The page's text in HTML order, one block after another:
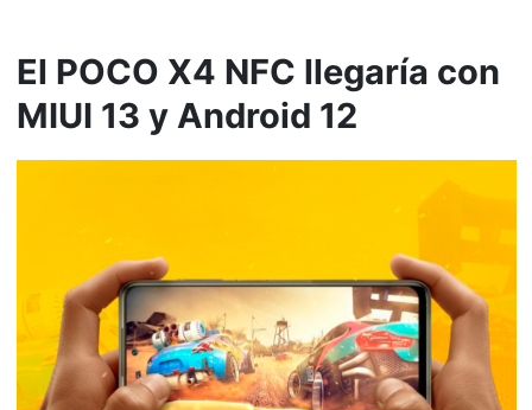
El POCO X4 NFC llegaría con
MIUI 13 y Android 12